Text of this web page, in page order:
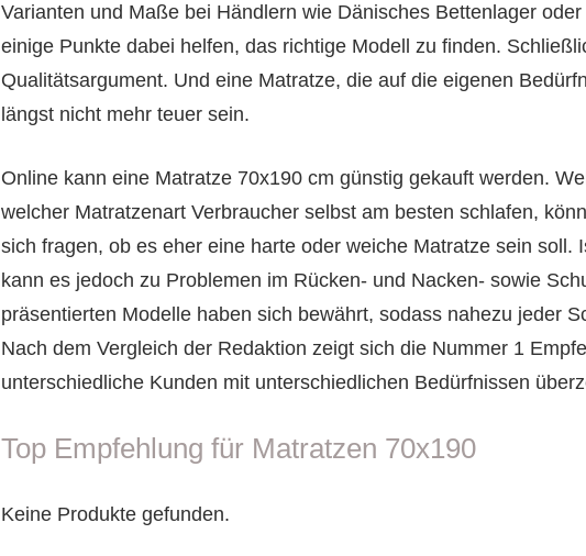
Varianten und Maße bei Händlern wie Dänisches Bettenlager
einige Punkte dabei helfen, das richtige Modell zu finden.
Qualitätsargument. Und eine Matratze, die auf die eigenen
längst nicht mehr teuer sein.
Online kann eine Matratze 70x190 cm günstig gekauft werden.
welcher Matratzenart Verbraucher selbst am besten schlafen,
sich fragen, ob es eher eine harte oder weiche Matratze sein soll.
kann es jedoch zu Problemen im Rücken- und Nacken- sowie
präsentierten Modelle haben sich bewährt, sodass nahezu jeder
Nach dem Vergleich der Redaktion zeigt sich die Nummer 1
unterschiedliche Kunden mit unterschiedlichen Bedürfnissen
Top Empfehlung für Matratzen 70x190
Keine Produkte gefunden.